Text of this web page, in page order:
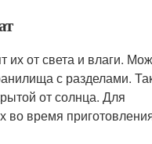
их от света и влаги.
с разделами.
от солнца. Для
во время